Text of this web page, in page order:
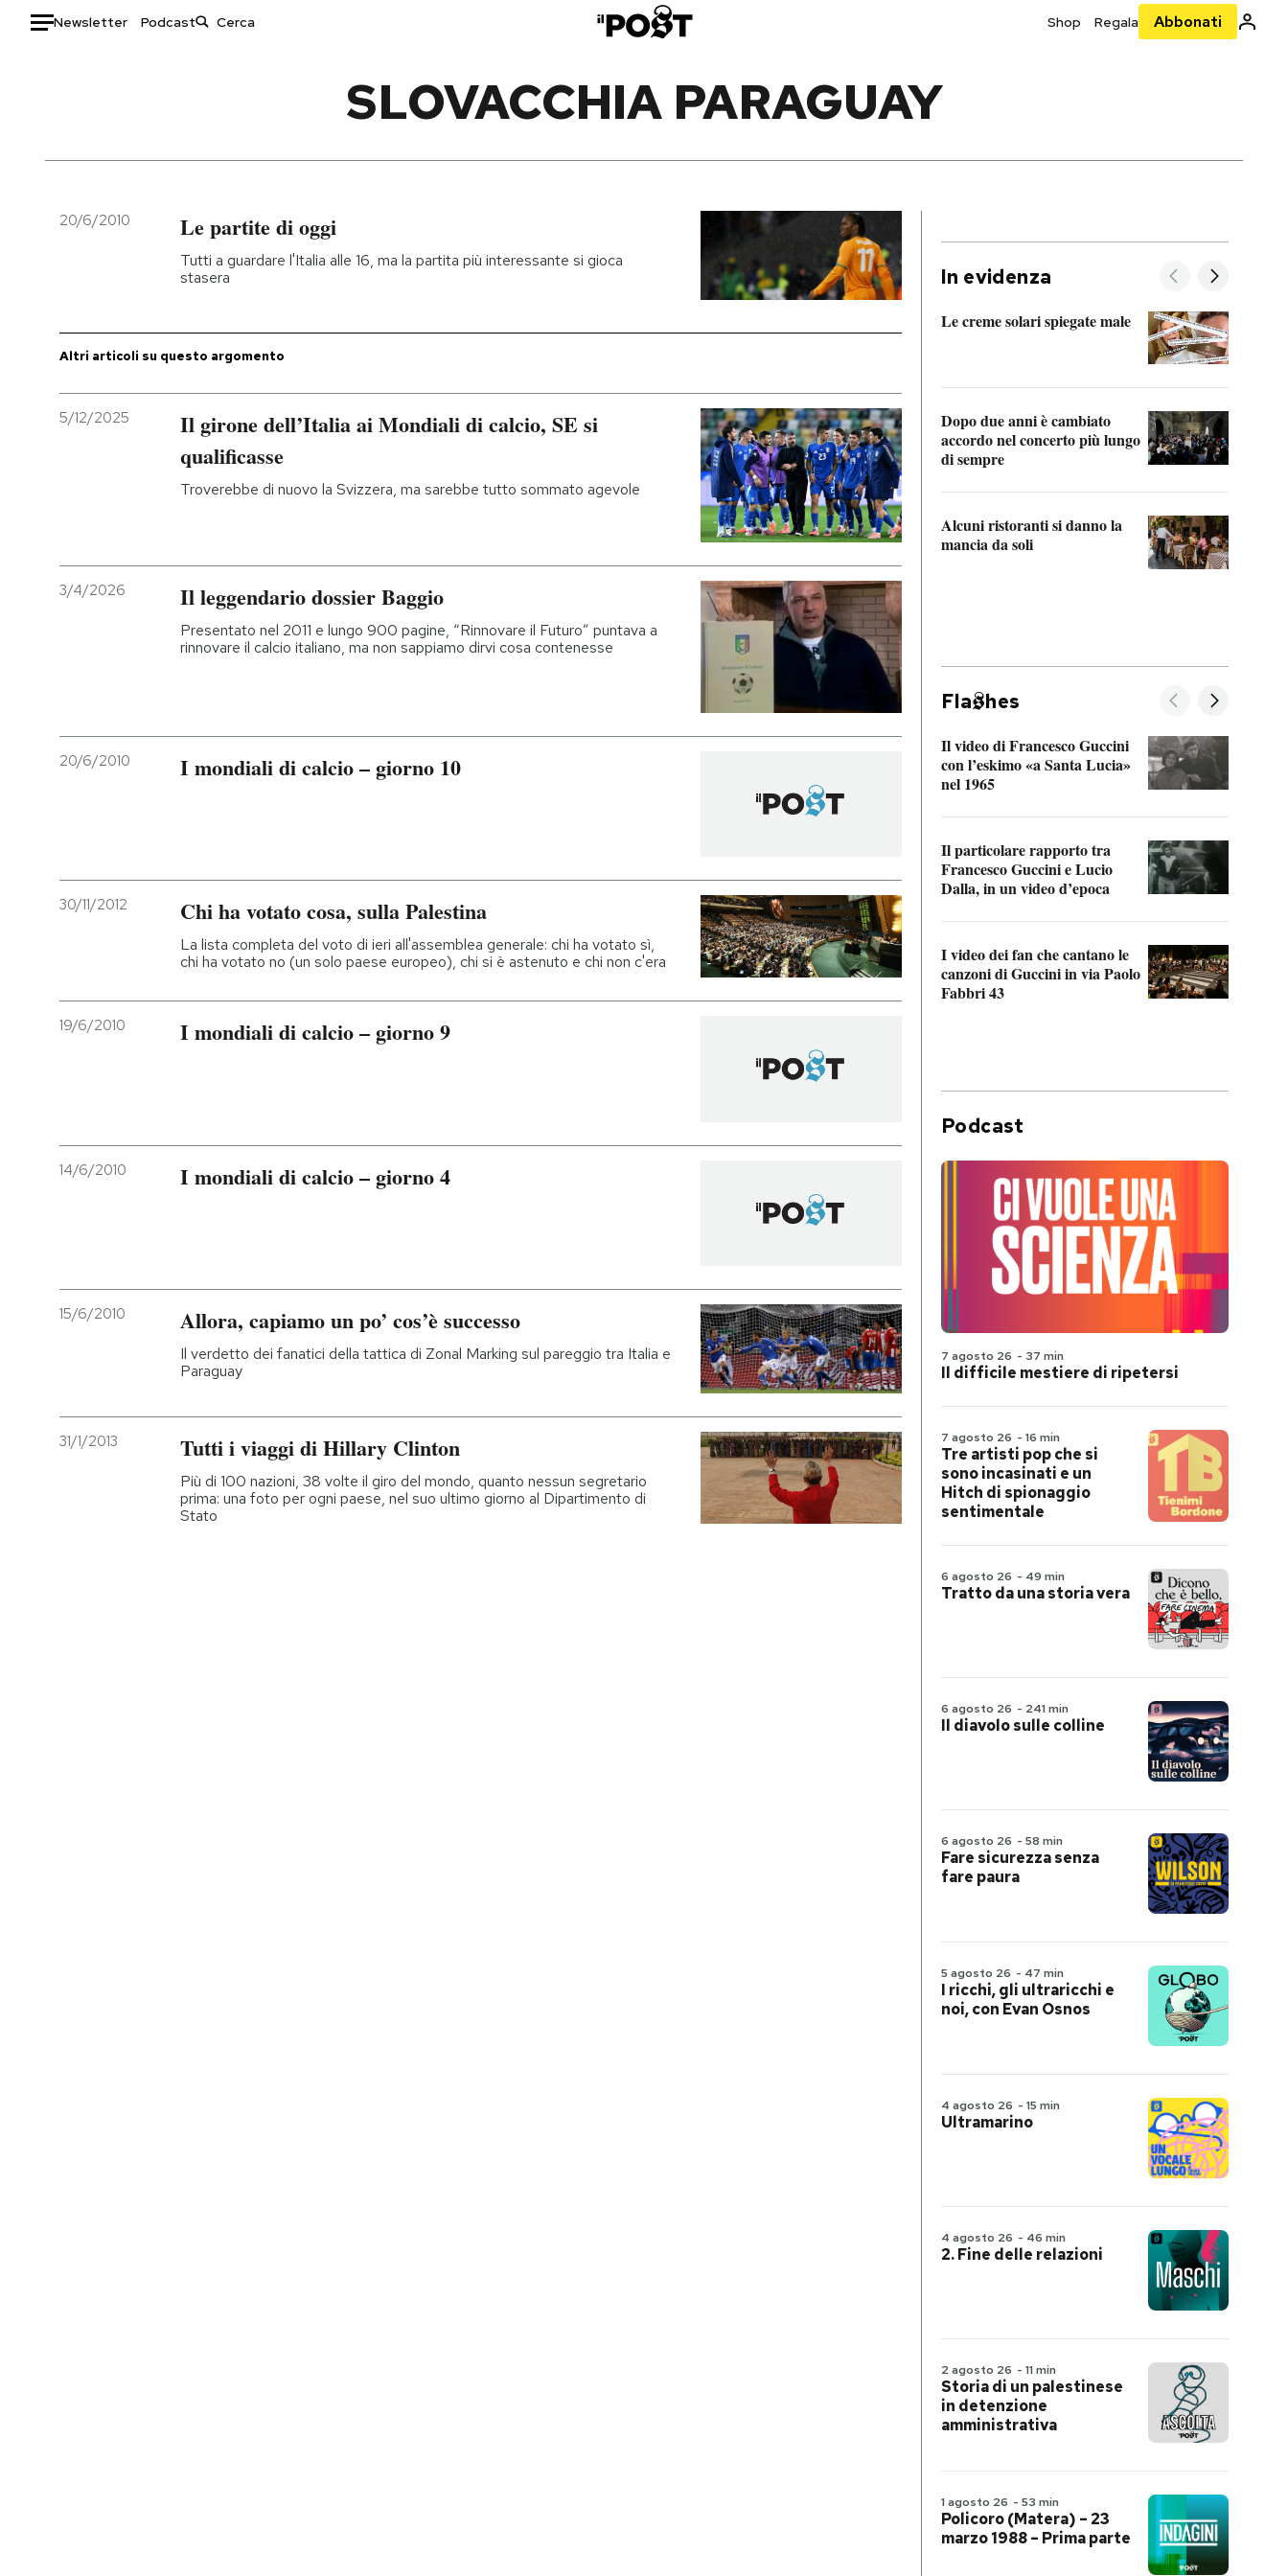
Newsletter Podcast Shop Regala Abbonati
Italia
Politica
Economia
Moda
Ok Boomer!
Altrecose
I MIEI PREFERITI
SLOVACCHIA PARAGUAY
20/6/2010 Le partite di oggi
Tutti a guardare l'Italia alle 16, ma la partita più interessante si gioca
stasera
Altri articoli su questo argomento
5/12/2025
Il girone dell’Italia ai Mondiali di calcio, SE si
qualificasse
Troverebbe di nuovo la Svizzera, ma sarebbe tutto sommato agevole
3/4/2026 Il leggendario dossier Baggio
Presentato nel 2011 e lungo 900 pagine, “Rinnovare il Futuro” puntava a
rinnovare il calcio italiano, ma non sappiamo dirvi cosa contenesse
20/6/2010 I mondiali di calcio – giorno 10
30/11/2012 Chi ha votato cosa, sulla Palestina
La lista completa del voto di ieri all'assemblea generale: chi ha votato sì,
chi ha votato no (un solo paese europeo), chi si è astenuto e chi non c'era
19/6/2010 I mondiali di calcio – giorno 9
14/6/2010 I mondiali di calcio – giorno 4
15/6/2010 Allora, capiamo un po’ cos’è successo
Il verdetto dei fanatici della tattica di Zonal Marking sul pareggio tra Italia e
Paraguay
31/1/2013 Tutti i viaggi di Hillary Clinton
Più di 100 nazioni, 38 volte il giro del mondo, quanto nessun segretario
prima: una foto per ogni paese, nel suo ultimo giorno al Dipartimento di
Stato
In evidenza
Le creme solari spiegate male
Dopo due anni è cambiato
accordo nel concerto più lungo
di sempre
Alcuni ristoranti si danno la
mancia da soli
Fla hes
Il video di Francesco Guccini
con l’eskimo «a Santa Lucia»
nel 1965
Il particolare rapporto tra
Francesco Guccini e Lucio
Dalla, in un video d’epoca
I video dei fan che cantano le
canzoni di Guccini in via Paolo
Fabbri 43
Podcast
7 agosto 26 - 37 min
Il difficile mestiere di ripetersi
7 agosto 26 - 16 min
Tre artisti pop che si
sono incasinati e un
Hitch di spionaggio
sentimentale
6 agosto 26 - 49 min
Tratto da una storia vera
6 agosto 26 - 241 min
Il diavolo sulle colline
6 agosto 26 - 58 min
Fare sicurezza senza
fare paura
5 agosto 26 - 47 min
I ricchi, gli ultraricchi e
noi, con Evan Osnos
4 agosto 26 - 15 min
Ultramarino
4 agosto 26 - 46 min
2. Fine delle relazioni
2 agosto 26 - 11 min
Storia di un palestinese
in detenzione
amministrativa
1 agosto 26 - 53 min
Policoro (Matera) – 23
marzo 1988 – Prima parte